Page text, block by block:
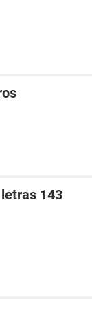
143